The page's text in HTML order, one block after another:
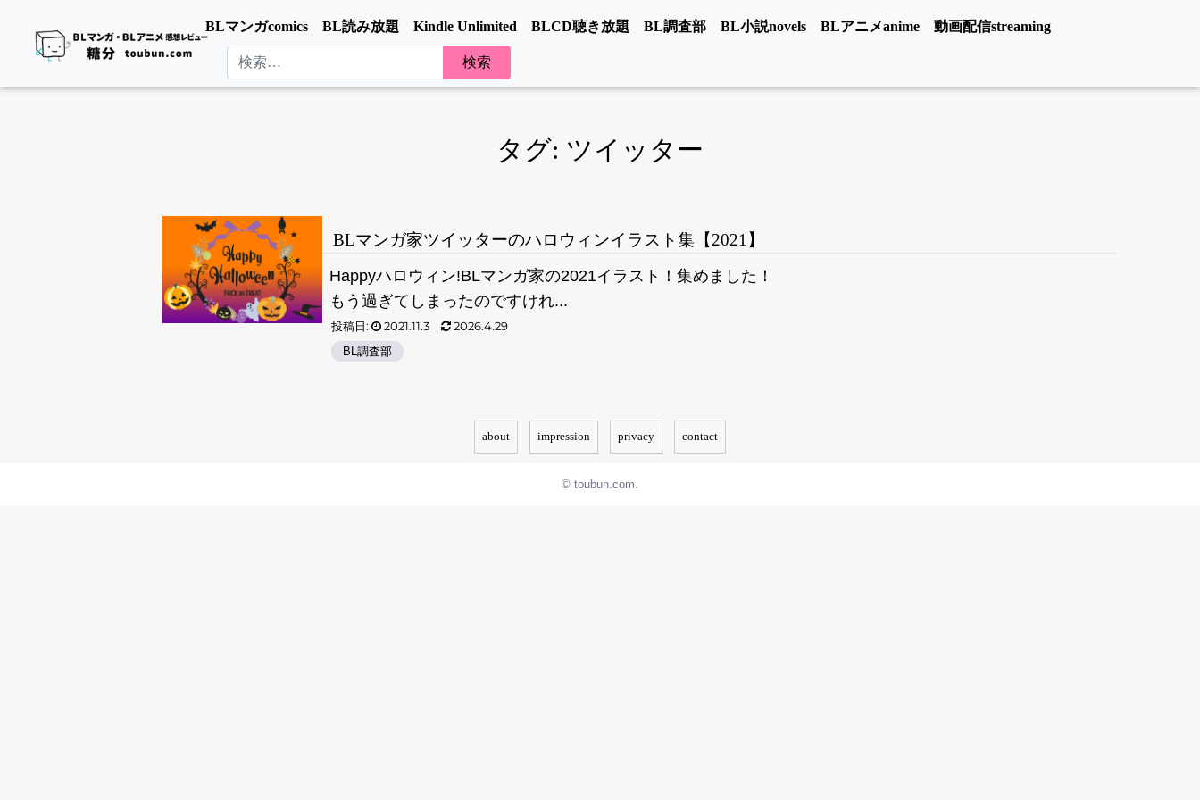
BLマンガcomics BL読み放題 Kindle Unlimited BLCD聴き放題 BL調査部 BL小説novels BLアニメanime
動画配信streaming
タグ: ツイッター
BLマンガ家ツイッターのハロウィンイラスト集【2021】
Happyハロウィン!BLマンガ家の2021イラスト！集めました！
もう過ぎてしまったのですけれ...
投稿日: 2021.11.3
2026.4.29
BL調査部
about impression privacy contact
© toubun.com.